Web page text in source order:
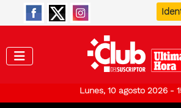
Lunes, 10 agosto 2026 -